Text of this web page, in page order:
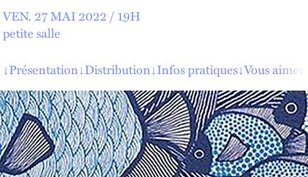
VEN. 27 MAI 2022 /19H
petite salle
↓Présentation↓Distribution↓Infos pratiques↓Vous